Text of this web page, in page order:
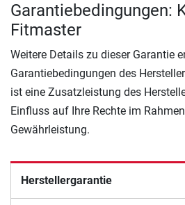
Garantiebedingungen:
Fitmaster
Weitere Details zu dieser Garantie
Garantiebedingungen des
ist eine Zusatzleistung des
Einfluss auf Ihre Rechte im
Gewährleistung.
Herstellergarantie